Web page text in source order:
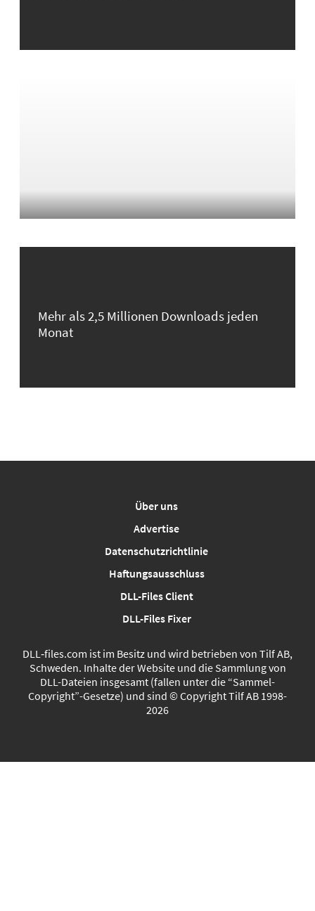
Mehr als 2,5 Millionen Downloads jeden
Monat
Über uns
Advertise
Datenschutzrichtlinie
Haftungsausschluss
DLL-Files Client
DLL-Files Fixer
DLL‑files.com ist im Besitz und wird betrieben von Tilf AB,
Schweden. Inhalte der Website und die Sammlung von
DLL-Dateien insgesamt (fallen unter die “Sammel-
Copyright”-Gesetze) und sind © Copyright Tilf AB 1998-
2026